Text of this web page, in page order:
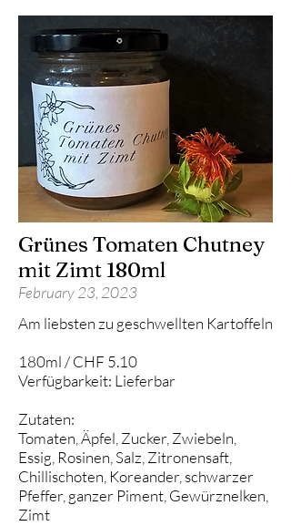
Grünes Tomaten Chutney
mit Zimt 180ml
February 23, 2023
Am liebsten zu geschwellten Kartoffeln
180ml / CHF 5.10
Verfügbarkeit: Lieferbar
Zutaten:
Tomaten, Äpfel, Zucker, Zwiebeln,
Essig, Rosinen, Salz, Zitronensaft,
Chillischoten, Koreander, schwarzer
Pfeffer, ganzer Piment, Gewürznelken,
Zimt